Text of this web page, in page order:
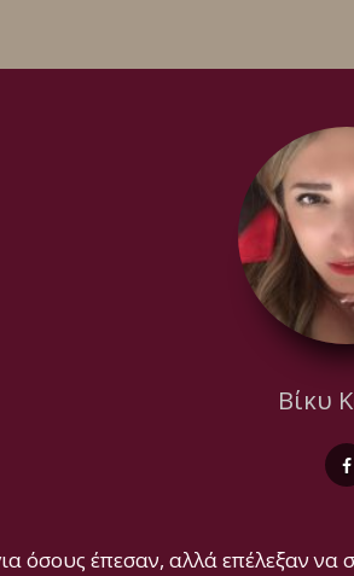
Βίκυ
όσους έπεσαν, αλλά επέλεξαν